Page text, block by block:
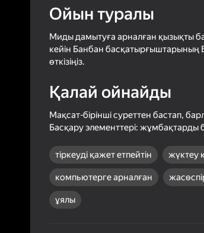
Ойын туралы
Миды дамытуға арналған қызықты
кейін Банбан басқатырғыштарының
өткізіңіз.
Қалай ойнайды
Мақсат-бірінші суреттен бастап,
Басқару элементтері:
тіркеуді қажет етпейтін жүктеу
компьютерге арналған
ұялы